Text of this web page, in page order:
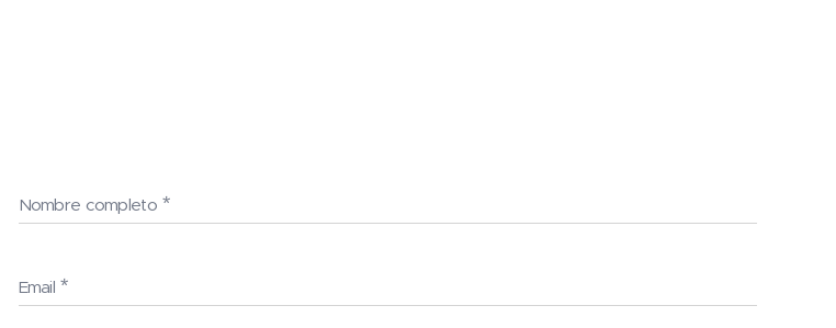
Nombre completo
Email